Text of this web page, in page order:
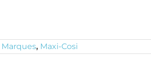
Marques, Maxi-Cosi